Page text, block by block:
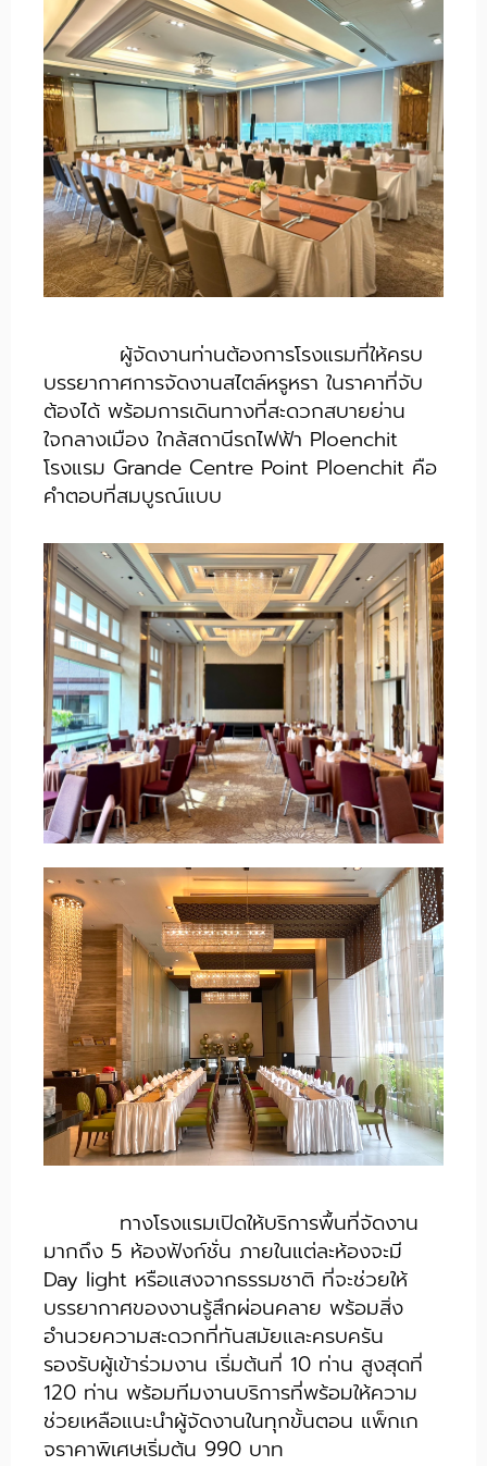
ผู้จัดงานท่านต้องการโรงแรมที่ให้ครบ
บรรยากาศการจัดงานสไตล์หรูหรา ในราคาที่จับ
ต้องได้ พร้อมการเดินทางที่สะดวกสบายย่าน
ใจกลางเมือง ใกล้สถานีรถไฟฟ้า Ploenchit
โรงแรม Grande Centre Point Ploenchit คือ
คำตอบที่สมบูรณ์แบบ
ทางโรงแรมเปิดให้บริการพื้นที่จัดงาน
มากถึง 5 ห้องฟังก์ชั่น ภายในแต่ละห้องจะมี
Day light หรือแสงจากธรรมชาติ ที่จะช่วยให้
บรรยากาศของงานรู้สึกผ่อนคลาย พร้อมสิ่ง
อำนวยความสะดวกที่ทันสมัยและครบครัน
รองรับผู้เข้าร่วมงาน เริ่มต้นที่ 10 ท่าน สูงสุดที่
120 ท่าน พร้อมทีมงานบริการที่พร้อมให้ความ
ช่วยเหลือแนะนำผู้จัดงานในทุกขั้นตอน แพ็กเก
จราคาพิเศษเริ่มต้น 990 บาท